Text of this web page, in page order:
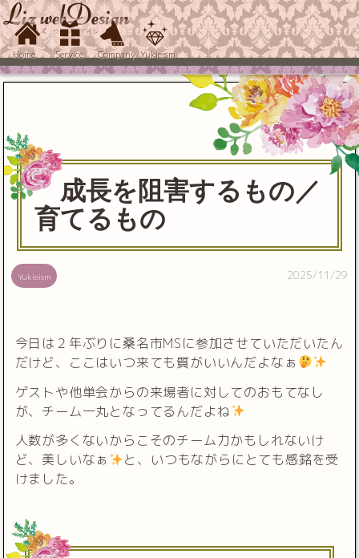
Home Service Company Yukieism
成長を阻害するもの／
育てるもの
Yukieism 2025/11/29
今日は２年ぶりに桑名市MSに参加させていただいたん
だけど、ここはいつ来ても質がいいんだよなぁ
ゲストや他単会からの来場者に対してのおもてなし
が、チーム一丸となってるんだよね
人数が多くないからこそのチーム力かもしれないけ
ど、美しいなぁ
と、いつもながらにとても感銘を受
けました。